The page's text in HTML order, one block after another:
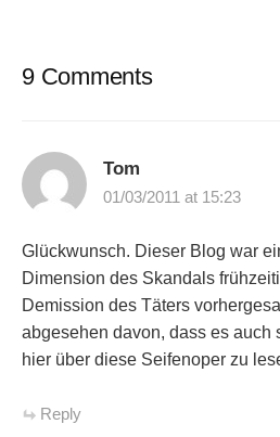
9 Comments
Tom
01/03/2011 at 15:23
Glückwunsch. Dieser Blog war
Dimension des Skandals
Demission des Täters
abgesehen davon, dass es auch
hier über diese Seifenoper zu
Reply